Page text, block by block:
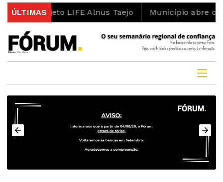
ÚLTIMASLIFE Alnus Taejo Município abre concurso